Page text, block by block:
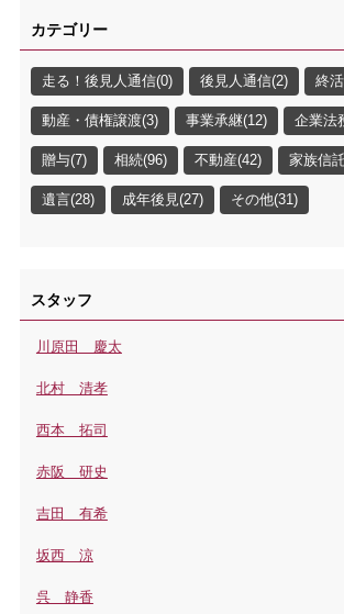
カテゴリー
走る！後見人通信(0) 後見人通信(2) 終
動産・債権譲渡(3) 事業承継(12) 企業法
贈与(7) 相続(96) 不動産(42) 家族信
遺言(28) 成年後見(27) その他(31)
スタッフ
川原田 慶太
北村 清孝
西本 拓司
赤阪 研史
吉田 有希
坂西 涼
呉 静香